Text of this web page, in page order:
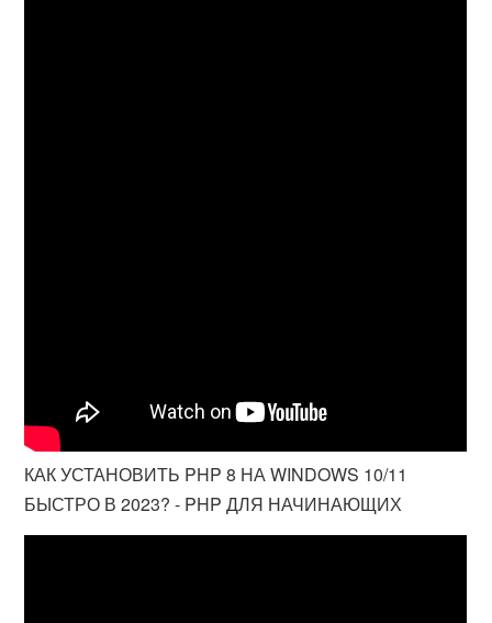
КАК УСТАНОВИТЬ PHP 8 НА WINDOWS 10/11
БЫСТРО В 2023? - PHP ДЛЯ НАЧИНАЮЩИХ